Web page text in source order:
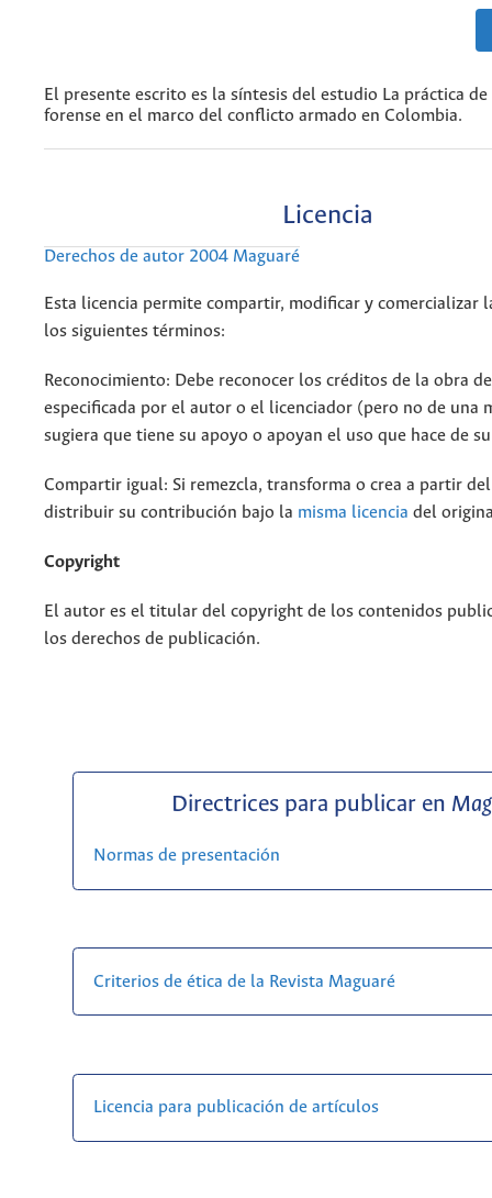
El presente escrito es la síntesis del estudio La práctica
forense en el marco del conflicto armado en Colombia.
Licencia
Derechos de autor 2004 Maguaré
Esta licencia permite compartir, modificar y comercializar
los siguientes términos:
Reconocimiento: Debe reconocer los créditos de la obra
especificada por el autor o el licenciador (pero no de una
sugiera que tiene su apoyo o apoyan el uso que hace de
Compartir igual: Si remezcla, transforma o crea a partir
distribuir su contribución bajo la misma licencia del
Copyright
El autor es el titular del copyright de los contenidos
los derechos de publicación.
Directrices para publicar en
Normas de presentación
Criterios de ética de la Revista Maguaré
Licencia para publicación de artículos